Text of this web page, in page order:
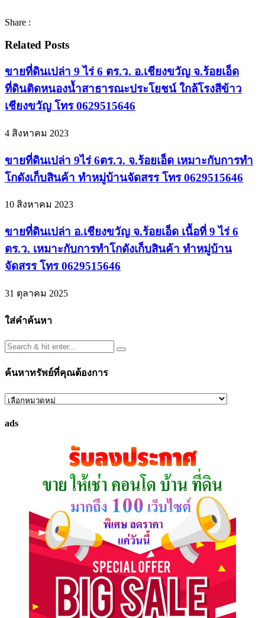
Share :
Related Posts
ขายที่ดินเปล่า 9 ไร่ 6 ตร.ว. อ.เชียงขวัญ จ.ร้อยเอ็ด
ที่ดินติดหนองน้ำสาธารณะประโยชน์ ใกล้โรงสีข้าว
เชียงขวัญ โทร 0629515646
4 สิงหาคม 2023
ขายที่ดินเปล่า 9ไร่ 6ตร.ว. จ.ร้อยเอ็ด เหมาะกับการทำ
โกดังเก็บสินค้า ทำหมู่บ้านจัดสรร โทร 0629515646
10 สิงหาคม 2023
ขายที่ดินเปล่า อ.เชียงขวัญ จ.ร้อยเอ็ด เนื้อที่ 9 ไร่ 6
ตร.ว. เหมาะกับการทำโกดังเก็บสินค้า ทำหมู่บ้าน
จัดสรร โทร 0629515646
31 ตุลาคม 2025
ใส่คำค้นหา
ค้นหาทรัพย์ที่คุณต้องการ
ค้นหา
ที่
ads